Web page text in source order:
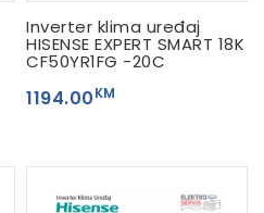
Inverter klima uređaj
HISENSE EXPERT SMART 18K
CF50YR1FG -20C
1194.00KM